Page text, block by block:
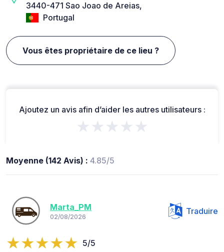
3440-471 Sao Joao de Areias,
Portugal
Vous êtes propriétaire de ce lieu ?
Ajoutez un avis afin d’aider les autres utilisateurs :
★★★★★
Moyenne (142 Avis) : 4.85/5
Marta_PM
02/08/2026
Traduire
5/5